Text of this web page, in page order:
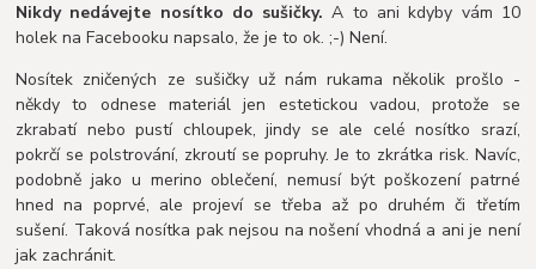
Nikdy nedávejte nosítko do sušičky.A to ani kdyby vám 10
holek na Facebooku napsalo, že je to ok. ;-) Není.
Nosítek zničených ze sušičky už nám rukama několik prošlo -
někdy to odnese materiál jen estetickou vadou, protože se
zkrabatí nebo pustí chloupek, jindy se ale celé nosítko srazí,
pokrčí se polstrování, zkroutí se popruhy. Je to zkrátka risk. Navíc,
podobně jako u merino oblečení, nemusí být poškození patrné
hned na poprvé, ale projeví se třeba až po druhém či třetím
sušení. Taková nosítka pak nejsou na nošení vhodná a ani je není
jak zachránit.